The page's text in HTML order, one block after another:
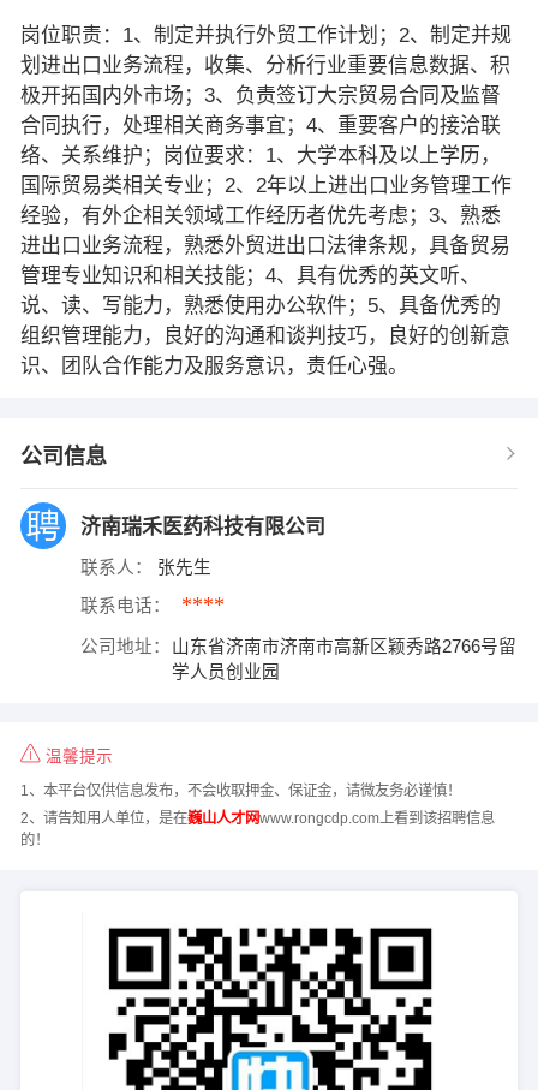
岗位职责：1、制定并执行外贸工作计划；2、制定并规
划进出口业务流程，收集、分析行业重要信息数据、积
极开拓国内外市场；3、负责签订大宗贸易合同及监督
合同执行，处理相关商务事宜；4、重要客户的接洽联
络、关系维护；岗位要求：1、大学本科及以上学历，
国际贸易类相关专业；2、2年以上进出口业务管理工作
经验，有外企相关领域工作经历者优先考虑；3、熟悉
进出口业务流程，熟悉外贸进出口法律条规，具备贸易
管理专业知识和相关技能；4、具有优秀的英文听、
说、读、写能力，熟悉使用办公软件；5、具备优秀的
组织管理能力，良好的沟通和谈判技巧，良好的创新意
识、团队合作能力及服务意识，责任心强。
公司信息
济南瑞禾医药科技有限公司
联系人： 张先生
联系电话： ****
公司地址：
山东省济南市济南市高新区颖秀路2766号留
学人员创业园
温馨提示
1、本平台仅供信息发布，不会收取押金、保证金，请微友务必谨慎！
2、请告知用人单位，是在巍山人才网www.rongcdp.com上看到该招聘信息
的！